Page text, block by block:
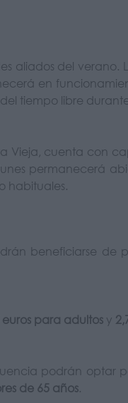
aliados del verano.
en
tiempo libre durante
Vieja, cuenta con
lunes permanecerá
habituales.
beneficiarse de
euros para adultos y
podrán optar
de 65 años.